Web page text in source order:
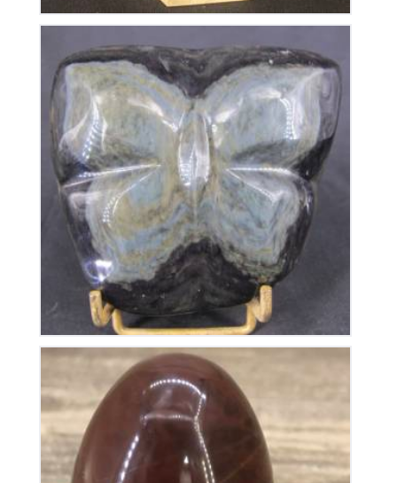
Papillon en Obsidienne Oeil Céleste
260€